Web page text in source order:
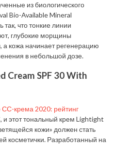
из биологического
Bio-Available Mineral
что тонкие линии
глубокие морщины
кожа начинает регенерацию
в небольшой дозе.
Cream SPF 30 With
этот тональный крем Lightight
кожи» должен стать
косметички. Разработанный на